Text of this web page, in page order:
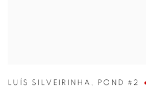
LUÍS SILVEIRINHA , POND #2